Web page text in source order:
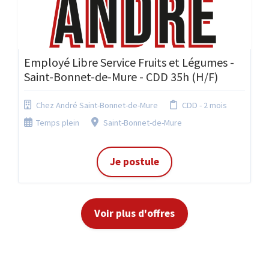
Employé Libre Service Fruits et Légumes -
Saint-Bonnet-de-Mure - CDD 35h (H/F)
Chez André Saint-Bonnet-de-Mure
CDD - 2 mois
Temps plein
Saint-Bonnet-de-Mure
Je postule
Voir plus d'offres